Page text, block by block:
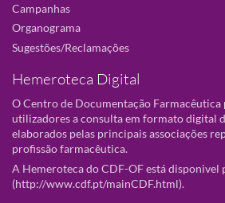
Campanhas
Organograma
Sugestões/Reclamações
Hemeroteca Digital
O Centro de Documentação Farmacêutica
utilizadores a consulta em formato digital
elaborados pelas principais associações
profissão farmacêutica.
A Hemeroteca do CDF-OF está disponivel
(http://www.cdf.pt/mainCDF.html).